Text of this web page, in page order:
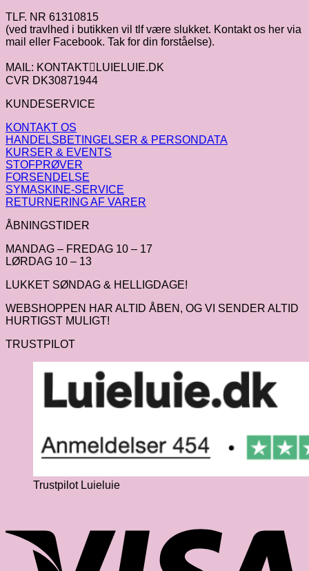
TLF. NR 61310815
(ved travlhed i butikken vil tlf være slukket. Kontakt os her via
mail eller Facebook. Tak for din forståelse).
MAIL: KONTAKTLUIELUIE.DK
CVR DK30871944
KUNDESERVICE
KONTAKT OS
HANDELSBETINGELSER & PERSONDATA
KURSER & EVENTS
STOFPRØVER
FORSENDELSE
SYMASKINE-SERVICE
RETURNERING AF VARER
ÅBNINGSTIDER
MANDAG – FREDAG 10 – 17
LØRDAG 10 – 13
LUKKET SØNDAG & HELLIGDAGE!
WEBSHOPPEN HAR ALTID ÅBEN, OG VI SENDER ALTID
HURTIGST MULIGT!
TRUSTPILOT
Trustpilot Luieluie